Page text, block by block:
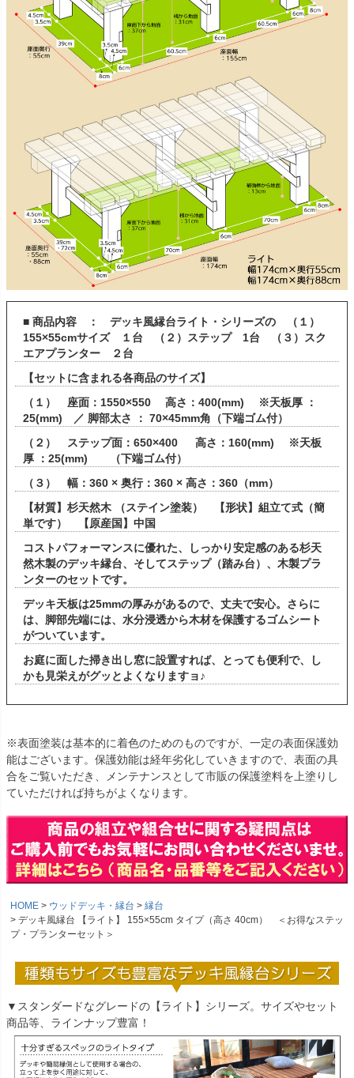
■ 商品内容 ： デッキ風縁台ライト・シリーズの （１）
155×55cmサイズ １台 （２）ステップ 1台 （３）スク
エアプランター ２台
【セットに含まれる各商品のサイズ】
（１） 座面：1550×550 高さ：400(mm) ※天板厚 ：
25(mm) ／ 脚部太さ ： 70×45mm角（下端ゴム付）
（２） ステップ面：650×400 高さ：160(mm) ※天板
厚 ：25(mm) （下端ゴム付）
（３） 幅：360 × 奥行：360 × 高さ：360（mm）
【材質】杉天然木 （ステイン塗装） 【形状】組立て式（簡
単です） 【原産国】中国
コストパフォーマンスに優れた、しっかり安定感のある杉天
然木製のデッキ縁台、そしてステップ（踏み台）、木製プラ
ンターのセットです。
デッキ天板は25mmの厚みがあるので、丈夫で安心。さらに
は、脚部先端には、水分浸透から木材を保護するゴムシート
がついています。
お庭に面した掃き出し窓に設置すれば、とっても便利で、し
かも見栄えがグッとよくなりますョ♪
※表面塗装は基本的に着色のためのものですが、一定の表面保護効
能はございます。保護効能は経年劣化していきますので、表面の具
合をご覧いただき、メンテナンスとして市販の保護塗料を上塗りし
ていただければ持ちがよくなります。
HOME ウッドデッキ・縁台
縁台
デッキ風縁台 【ライト】 155×55cm タイプ（高さ 40cm） ＜お得なステッ
プ・プランターセット＞
▼スタンダードなグレードの【ライト】シリーズ。サイズやセット
商品等、ラインナップ豊富！